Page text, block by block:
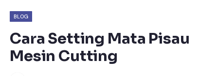
BLOG
Cara Setting Mata Pisau
Mesin Cutting